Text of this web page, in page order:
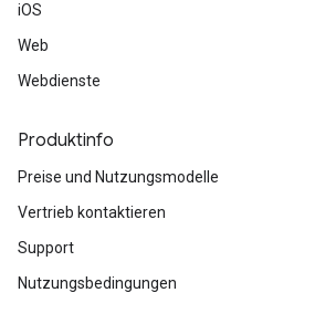
iOS
Web
Webdienste
Produktinfo
Preise und Nutzungsmodelle
Vertrieb kontaktieren
Support
Nutzungsbedingungen